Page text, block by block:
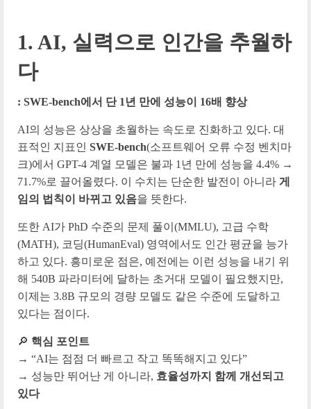
1. AI, 실력으로 인간을 추월하
다
: SWE-bench에서 단 1년 만에 성능이 16배 향상
AI의 성능은 상상을 초월하는 속도로 진화하고 있다. 대
표적인 지표인 SWE-bench(소프트웨어 오류 수정 벤치마
크)에서 GPT-4 계열 모델은 불과 1년 만에 성능을 4.4% →
71.7%로 끌어올렸다. 이 수치는 단순한 발전이 아니라 게
임의 법칙이 바뀌고 있음을 뜻한다.
또한 AI가 PhD 수준의 문제 풀이(MMLU), 고급 수학
(MATH), 코딩(HumanEval) 영역에서도 인간 평균을 능가
하고 있다. 흥미로운 점은, 예전에는 이런 성능을 내기 위
해 540B 파라미터에 달하는 초거대 모델이 필요했지만,
이제는 3.8B 규모의 경량 모델도 같은 수준에 도달하고
있다는 점이다.
🔎 핵심 포인트
→ “AI는 점점 더 빠르고 작고 똑똑해지고 있다”
→ 성능만 뛰어난 게 아니라, 효율성까지 함께 개선되고
있다